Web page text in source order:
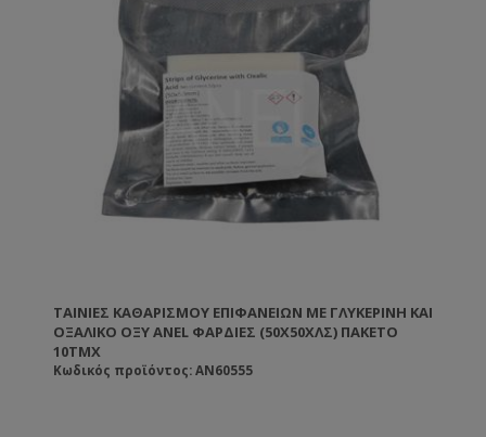
ΤΑΙΝΊΕΣ ΚΑΘΑΡΙΣΜΟΎ ΕΠΙΦΑΝΕΊΩΝ ΜΕ ΓΛΥΚΕΡΊΝΗ ΚΑΙ
ΟΞΑΛΙΚΌ ΟΞΎ ANEL ΦΑΡΔΙΈΣ (50X50ΧΛΣ) ΠΑΚΈΤΟ
10ΤΜΧ
Κωδικός προϊόντος: AN60555